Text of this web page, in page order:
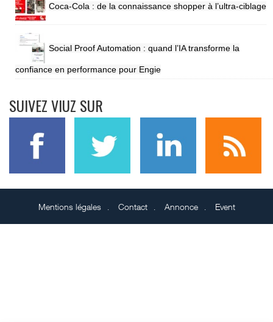
Coca-Cola : de la connaissance shopper à l’ultra-ciblage
Social Proof Automation : quand l’IA transforme la
confiance en performance pour Engie
SUIVEZ VIUZ SUR
Mentions légales Contact Annonce Event